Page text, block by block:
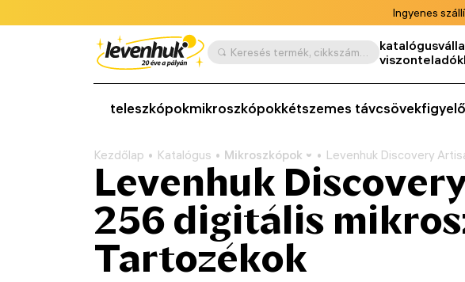
Ingyenes
Keresés termék, cikkszám, kategória stb. szerint katalógus
viszonteladók
teleszkópokmikroszkópokkétszemes távcsövek
Kezdőlap Katalógus Mikroszkópok Levenhuk Discovery
Levenhuk
256 digitális
Tartozékok